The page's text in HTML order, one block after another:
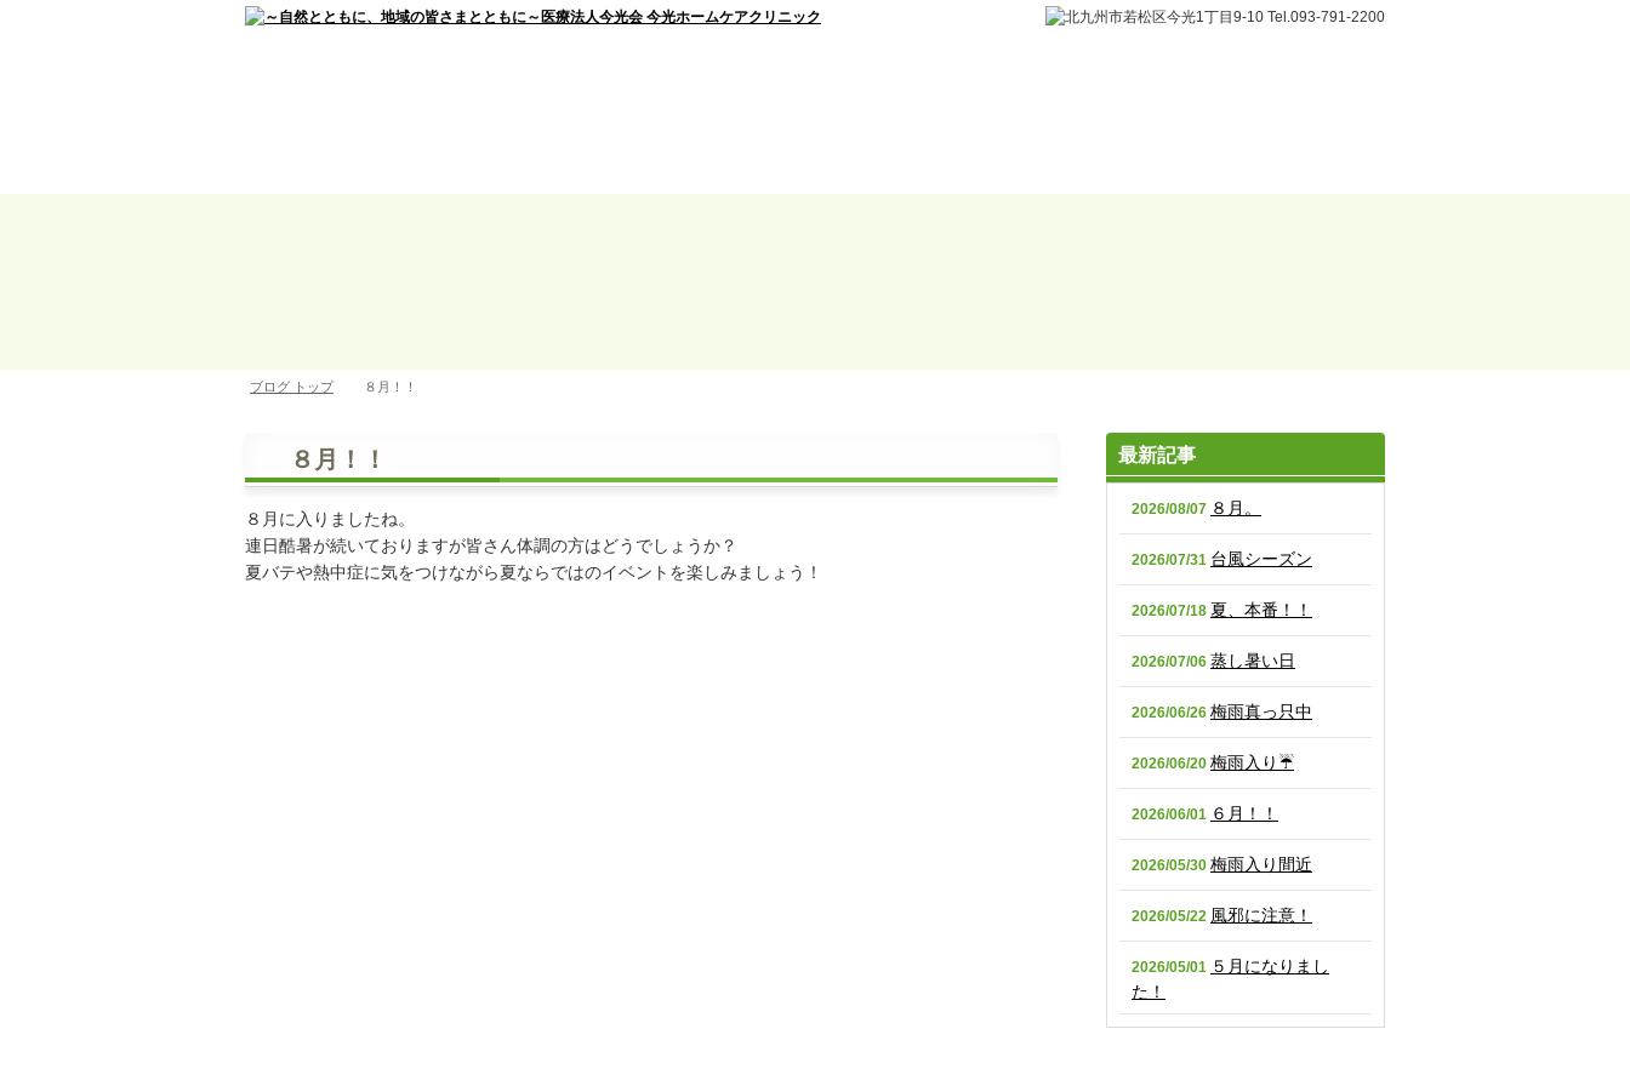
ブログ トップ ８月！！
８月！！
８月に入りましたね。
連日酷暑が続いておりますが皆さん体調の方はどうでしょうか？
夏バテや熱中症に気をつけながら夏ならではのイベントを楽しみましょう！
最新記事
2026/08/07 ８月。
2026/07/31 台風シーズン
2026/07/18 夏、本番！！
2026/07/06 蒸し暑い日
2026/06/26 梅雨真っ只中
2026/06/20 梅雨入り☔
2026/06/01 ６月！！
2026/05/30 梅雨入り間近
2026/05/22 風邪に注意！
2026/05/01 ５月になりまし
た！